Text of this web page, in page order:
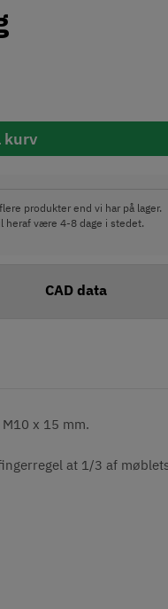
x 15 mm.
at 1/3 af
kurv
produkter end vi har på lager.
heraf være 4-8 dage i stedet.
CAD data